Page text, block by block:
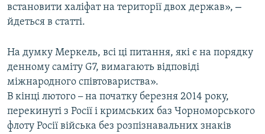
встановити халіфат на території двох держав», –
йдеться в статті.
На думку Меркель, всі ці питання, які є на порядку
денному саміту G7, вимагають відповіді
міжнародного співтовариства».
В кінці лютого –на початку березня 2014 року,
перекинуті з Росії і кримських баз Чорноморського
флоту Росії війська без розпізнавальних знаків